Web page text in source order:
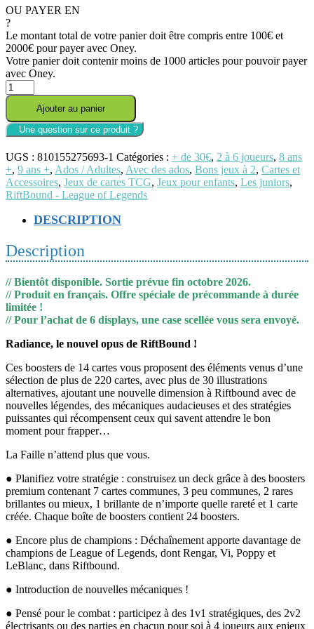
OU PAYER EN
?
Le montant total de votre panier doit être compris entre 100€ et
2000€ pour payer avec Oney.
Votre panier doit contenir moins de 1000 articles pour pouvoir payer
avec Oney.
quantité
de
//PRECOMMANDE
//
Riftbound
FRANCAIS//
-
Display
Set
Ajouter au panier
UGS : 810155275693-1 Catégories : + de 30€, 2 à 6 joueurs, 8 ans
+, 9 ans +, Ados / Adultes, Avec des ados, Bons jeux à 2, Cartes et
Accessoires, Jeux de cartes TCG, Jeux pour enfants, Les juniors,
RiftBound - League of Legends
DESCRIPTION
Description
// Bientôt disponible. Sortie prévue fin octobre 2026.
// Produit en français. Offre spéciale de précommande à durée
limitée !
// Pour l’achat de 6 displays, une case scellée vous sera envoyé.
Radiance, le nouvel opus de RiftBound !
Ces boosters de 14 cartes vous proposent des éléments venus d’une
sélection de plus de 220 cartes, avec plus de 30 illustrations
alternatives, ajoutant une nouvelle dimension à Riftbound avec de
nouvelles légendes, des mécaniques audacieuses et des stratégies
puissantes qui récompensent ceux qui savent attendre le bon
moment pour frapper…
La Faille n’attend plus que vous.
● Planifiez votre stratégie : construisez un deck grâce à des boosters
premium contenant 7 cartes communes, 3 peu communes, 2 rares
brillantes ou mieux, 1 brillante de n’importe quelle rareté et 1 carte
créée. Chaque boîte de boosters contient 24 boosters.
● Encore plus de champions : Déchaînement apporte davantage de
champions de League of Legends, dont Rengar, Vi, Poppy et
LeBlanc, dans Riftbound.
● Introduction de nouvelles mécaniques !
● Pensé pour le combat : participez à des 1v1 stratégiques, des 2v2
électrisants ou des parties en chacun pour soi à 4 joueurs aux enjeux